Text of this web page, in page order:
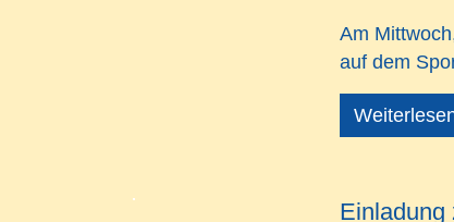
Am
auf dem
Einladung